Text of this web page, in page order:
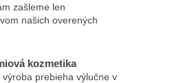
zašleme len
našich overených
kozmetika
výroba prebieha výlučne v